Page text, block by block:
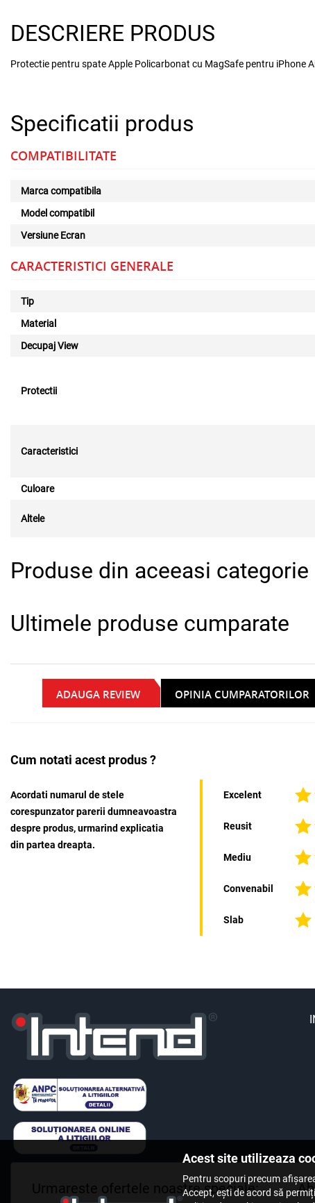
DESCRIERE PRODUS
Protectie pentru spate Apple Policarbonat cu MagSafe pentru iPhone
Specificatii produs
COMPATIBILITATE
Marca compatibila
Model compatibil
Versiune Ecran
CARACTERISTICI GENERALE
Tip
Material
Decupaj View
Protectii
Caracteristici
Culoare
Altele
Produse din aceeasi categorie
Ultimele produse cumparate
ADAUGA REVIEW OPINIA CUMPARATORILOR
Cum notati acest produs ?
Acordati numarul de stele
corespunzator parerii dumneavoastra
despre produs, urmarind explicatia
din partea dreapta.
Excelent
Reusit
Mediu
Convenabil
Slab
Urmareste ofertele noastre speciale:
Acest site utilizeaza
Pentru scopuri precum
Accept, ești de acord să